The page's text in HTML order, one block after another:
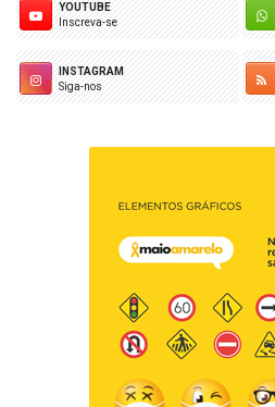
YOUTUBE
Inscreva-se
INSTAGRAM
Siga-nos